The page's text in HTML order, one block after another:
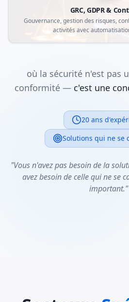
GRC, GDPR &
Gouvernance, gestion des risques,
activités avec
où la sécurité n'est pas
conformité — c'est une
20 ans
Solutions qui ne se
"Vous n'avez pas besoin de la
avez besoin de celle qui ne se
important."